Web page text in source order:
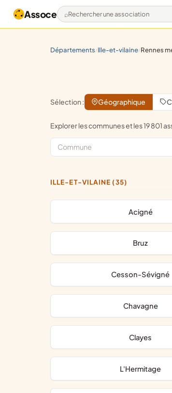
Assoce Rechercher une association
départements/ ille-et-vilaine/ rennes
Sélection : Géographique
Explorer les communes et les 19 801
ILLE-ET-VILAINE (35)
Acigné
Bruz
Cesson-Sévigné
Chavagne
Clayes
L'Hermitage